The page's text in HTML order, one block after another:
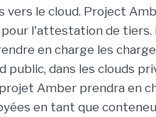
vers le cloud. Project
l'attestation de tiers.
en charge les
dans les clouds
Amber prendra en
en tant que